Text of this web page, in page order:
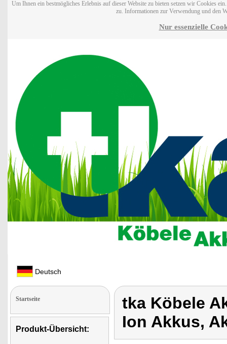
Um Ihnen ein bestmögliches Erlebnis auf dieser Website zu bieten setzen wir Cookies
zu. Informationen zur Verwendung und den
Nur essenzielle
Deutsch
Startseite
Produkt-Übersicht:
tka Köbele
Ion Akkus,